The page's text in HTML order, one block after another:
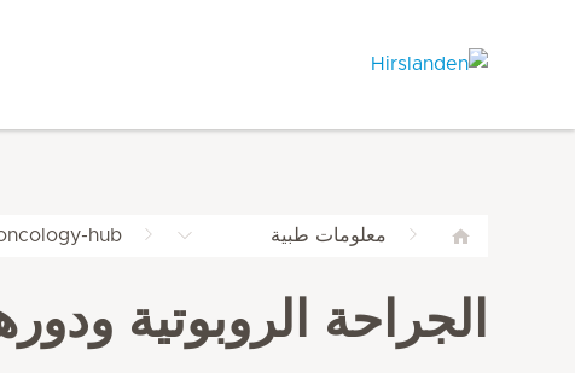
معلومات طبية hub
الجراحة الروبوتية